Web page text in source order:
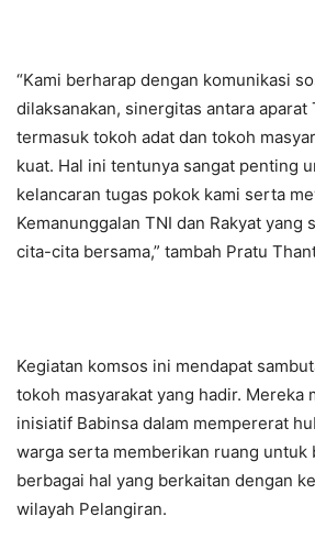
“Kami berharap dengan komunikasi
dilaksanakan, sinergitas antara aparat
termasuk tokoh adat dan tokoh
kuat. Hal ini tentunya sangat penting
kelancaran tugas pokok kami serta
Kemanunggalan TNI dan Rakyat yang
cita-cita bersama,” tambah Pratu
Kegiatan komsos ini mendapat
tokoh masyarakat yang hadir. Mereka
inisiatif Babinsa dalam mempererat
warga serta memberikan ruang untuk
berbagai hal yang berkaitan dengan
wilayah Pelangiran.